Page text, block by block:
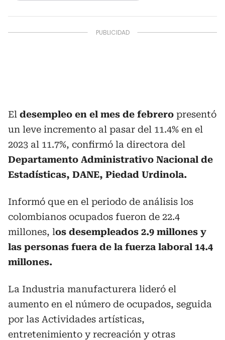
El desempleo en el mes de febrero presentó
un leve incremento al pasar del 11.4% en el
2023 al 11.7%, confirmó la directora del
Departamento Administrativo Nacional de
Estadísticas, DANE, Piedad Urdinola.
Informó que en el periodo de análisis los
colombianos ocupados fueron de 22.4
millones, los desempleados 2.9 millones y
las personas fuera de la fuerza laboral 14.4
millones.
La Industria manufacturera lideró el
aumento en el número de ocupados, seguida
por las Actividades artísticas,
entretenimiento y recreación y otras